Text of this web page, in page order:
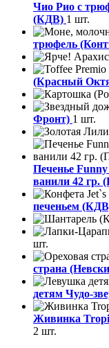
Чио Рио с
(КДВ) 1 шт.
трюфель
(Красный
Фронт) 1 шт.
Печенье
ванили 42 гр.
печеньем
шт.
страна
детям Чудо-
Живинка
2 шт.